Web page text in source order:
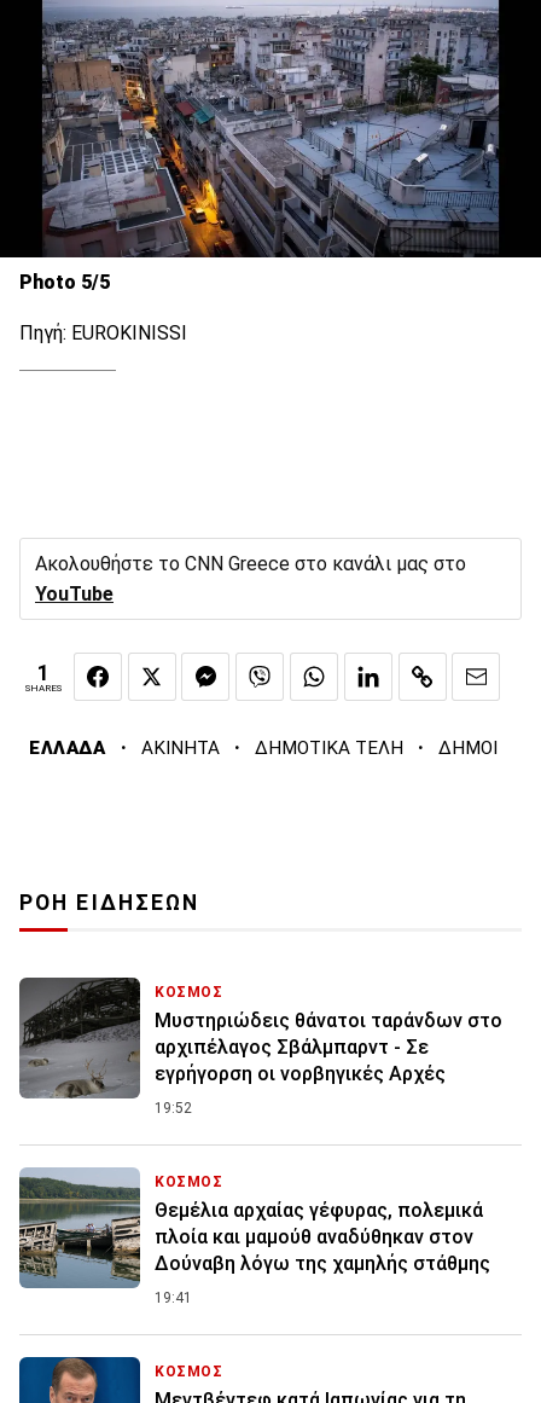
Photo 5/5
Πηγή: EUROKINISSI
Ακολουθήστε το CNN Greece στο κανάλι μας στο
YouTube
1
SHARES
ΕΛΛΑΔΑ · ΑΚΙΝΗΤΑ · ΔΗΜΟΤΙΚΑ ΤΕΛΗ · ΔΗΜΟΙ
ΡΟΗ ΕΙΔΗΣΕΩΝ
ΚΟΣΜΟΣ
Μυστηριώδεις θάνατοι ταράνδων στο
αρχιπέλαγος Σβάλμπαρντ - Σε
εγρήγορση οι νορβηγικές Αρχές
19:52
ΚΟΣΜΟΣ
Θεμέλια αρχαίας γέφυρας, πολεμικά
πλοία και μαμούθ αναδύθηκαν στον
Δούναβη λόγω της χαμηλής στάθμης
19:41
ΚΟΣΜΟΣ